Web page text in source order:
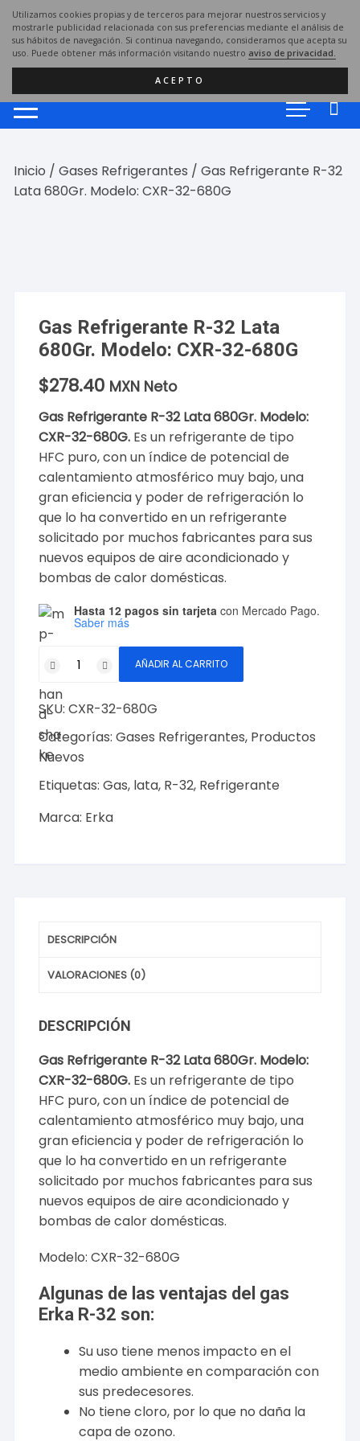
Utilizamos cookies propias y de terceros para mejorar nuestros servicios y
mostrarle publicidad relacionada con sus preferencias mediante el análisis de
sus hábitos de navegación. Si continua navegando, consideramos que acepta su
uso. Puede obtener más información visitando nuestro aviso de privacidad.
ACEPTO
Saltar
contenido
Inicio /Gases Refrigerantes / Gas Refrigerante R-32
Lata 680Gr. Modelo: CXR-32-680G
Gas Refrigerante R-32 Lata
680Gr. Modelo: CXR-32-680G
$278.40 MXN Neto
Gas Refrigerante R-32 Lata 680Gr. Modelo:
CXR-32-680G. Es un refrigerante de tipo
HFC puro, con un índice de potencial de
calentamiento atmosférico muy bajo, una
gran eficiencia y poder de refrigeración lo
que lo ha convertido en un refrigerante
solicitado por muchos fabricantes para sus
nuevos equipos de aire acondicionado y
bombas de calor domésticas.
Hasta 12 pagos sin tarjeta con Mercado Pago.
Saber más
Refrigerante
R-
32
Lata
680Gr.
CXR-
AÑADIR AL CARRITO
SKU:CXR-32-680G
Categorías:Gases Refrigerantes, Productos
Nuevos
Etiquetas:Gas, lata, R-32, Refrigerante
Marca: Erka
DESCRIPCIÓN
VALORACIONES (0)
DESCRIPCIÓN
Gas Refrigerante R-32 Lata 680Gr. Modelo:
CXR-32-680G. Es un refrigerante de tipo
HFC puro, con un índice de potencial de
calentamiento atmosférico muy bajo, una
gran eficiencia y poder de refrigeración lo
que lo ha convertido en un refrigerante
solicitado por muchos fabricantes para sus
nuevos equipos de aire acondicionado y
bombas de calor domésticas.
Modelo: CXR-32-680G
Algunas de las ventajas del gas
Erka R-32 son:
Su uso tiene menos impacto en el
medio ambiente en comparación con
sus predecesores.
No tiene cloro, por lo que no daña la
capa de ozono.